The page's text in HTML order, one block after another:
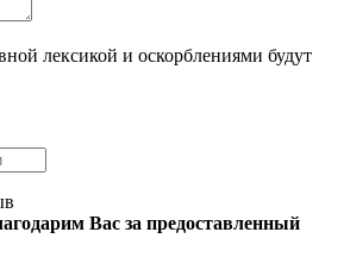
лексикой и оскорблениями будут
Вас за предоставленный